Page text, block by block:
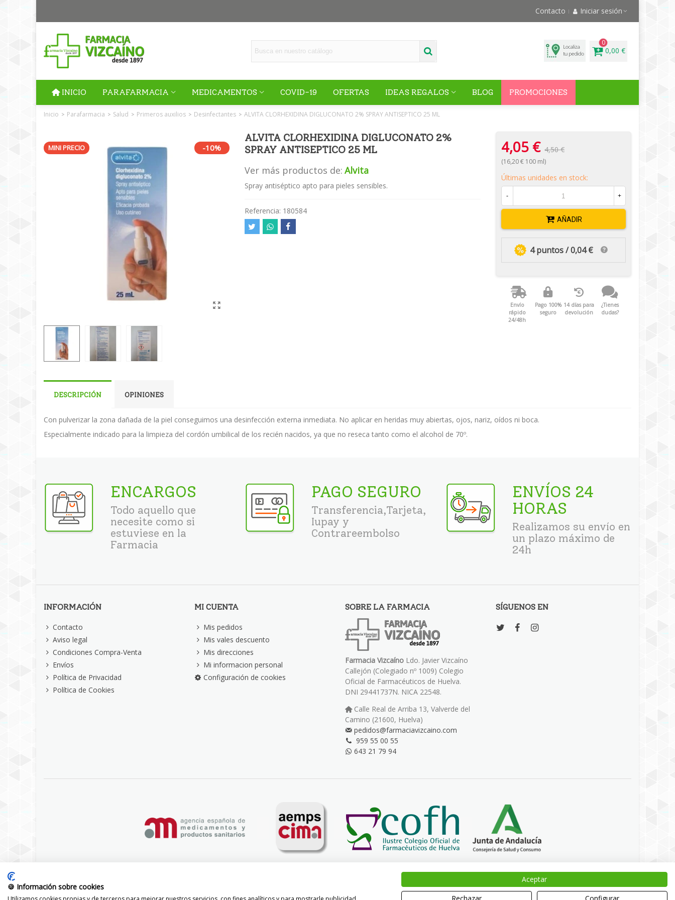
Contacto Iniciar sesión
0
0,00 €
INICIO PARAFARMACIA MEDICAMENTOS COVID-19 OFERTAS IDEAS REGALOS BLOG PROMOCIONES
Inicio > Parafarmacia > Salud > Primeros auxilios > Desinfectantes > ALVITA CLORHEXIDINA DIGLUCONATO 2% SPRAY ANTISEPTICO 25 ML
-10%
MINI PRECIO
ALVITA CLORHEXIDINA DIGLUCONATO 2%
SPRAY ANTISEPTICO 25 ML
Ver más productos de: Alvita
Spray antiséptico apto para pieles sensibles.
Referencia: 180584
4,05 € 4,50 €
(16,20 € 100 ml)
Últimas unidades en stock:
- +
AÑADIR
4 puntos / 0,04 €
Envío
rápido
24/48h
Pago 100%
seguro
14 días para
devolución
¿Tienes
dudas?
DESCRIPCIÓN OPINIONES
Con pulverizar la zona dañada de la piel conseguimos una desinfección externa inmediata. No aplicar en heridas muy abiertas, ojos, nariz, oídos ni boca.
Especialmente indicado para la limpieza del cordón umbilical de los recién nacidos, ya que no reseca tanto como el alcohol de 70º.
ENCARGOS
Todo aquello que
necesite como si
estuviese en la
Farmacia
PAGO SEGURO
Transferencia,Tarjeta,
Iupay y
Contrareembolso
ENVÍOS 24
HORAS
Realizamos su envío en
un plazo máximo de
24h
INFORMACIÓN
Contacto
Aviso legal
Condiciones Compra-Venta
Envíos
Política de Privacidad
Política de Cookies
MI CUENTA
Mis pedidos
Mis vales descuento
Mis direcciones
Mi informacion personal
Configuración de cookies
SOBRE LA FARMACIA
Farmacia Vizcaíno Ldo. Javier Vizcaíno
Callejón (Colegiado nº 1009) Colegio
Oficial de Farmacéuticos de Huelva.
DNI 29441737N. NICA 22548.
Calle Real de Arriba 13, Valverde del
Camino (21600, Huelva)
pedidos@farmaciavizcaino.com
959 55 00 55
643 21 79 94
SÍGUENOS EN
🍪 Información sobre cookies
Aceptar